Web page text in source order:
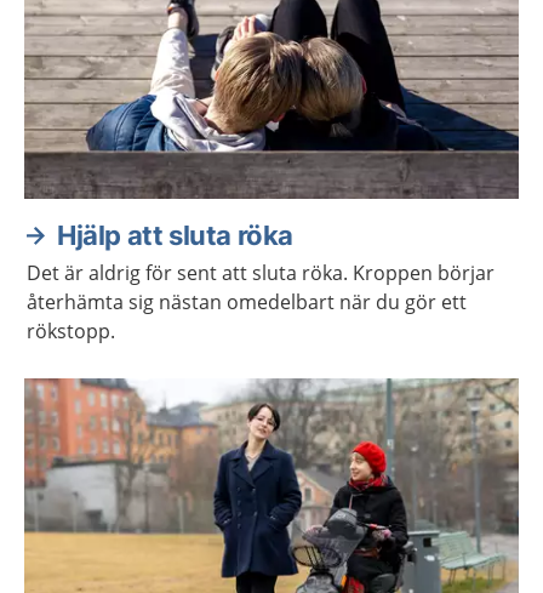
Hjälp att sluta röka
Det är aldrig för sent att sluta röka. Kroppen börjar
återhämta sig nästan omedelbart när du gör ett
rökstopp.